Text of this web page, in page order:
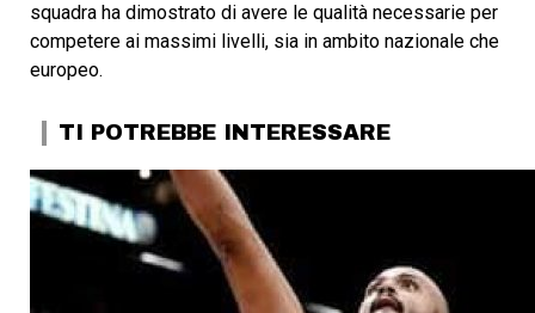
squadra ha dimostrato di avere le qualità necessarie per
competere ai massimi livelli, sia in ambito nazionale che
europeo.
TI POTREBBE INTERESSARE